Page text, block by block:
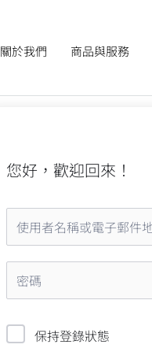
關於我們 商品與服務
您好，歡迎回來！
保持登錄狀態